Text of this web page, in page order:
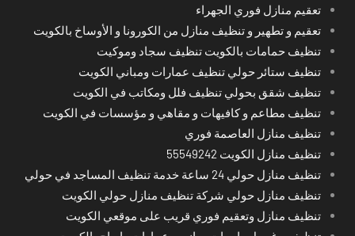
تعقيم منازل فوري الجهراء
تعقيم و تطهير و تنظيف منازل من الكورونا و الأوساخ بالكويت
تنظيف حمامات بالكويت تنظيف سجاد وموكيت
تنظيف ستائر حولي تنظيف عمارات ومباني الكويت
تنظيف شقق بحولي تنظيف فلل ومكاتب في الكويت
تنظيف مطاعم و كافيهات و مقاهي و مؤسسات في الكويت
تنظيف منازل العاصمة فوري
تنظيف منازل الكويت 55549242
تنظيف منازل حولي 24 ساعة خدمة تنظيف المساجد في حولي
تنظيف منازل حولي شركة تنظيف منازل حولي الكويت
تنظيف منازل وتعقيم فوري قريب على موقعي الكويت